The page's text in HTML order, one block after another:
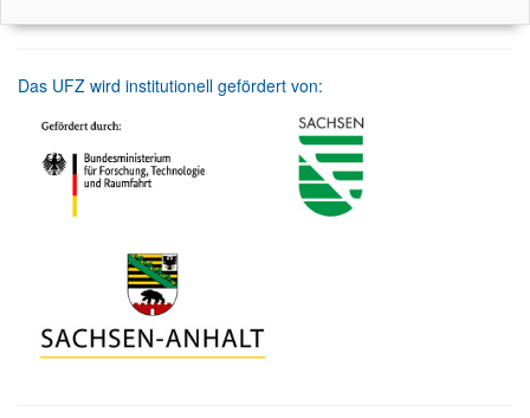
Das UFZ wird institutionell gefördert von: